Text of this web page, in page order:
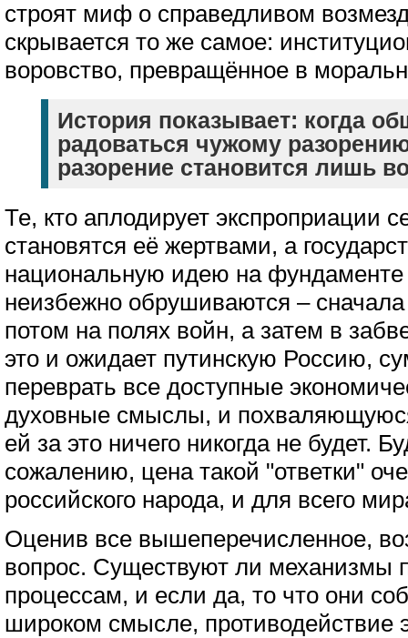
строят миф о справедливом
скрывается то же самое:
воровство, превращённое в
История показывает: когда
радоваться чужому
разорение становится лишь
Те, кто аплодирует экспроприации
становятся её жертвами, а
национальную идею на фундаменте
неизбежно обрушиваются –
потом на полях войн, а затем в
это и ожидает путинскую Россию,
переврать все доступные
духовные смыслы, и
ей за это ничего никогда не будет.
сожалению, цена такой "ответки"
российского народа, и для всего
Оценив все вышеперечисленное,
вопрос. Существуют ли механизмы
процессам, и если да, то что они
широком смысле, противодействие